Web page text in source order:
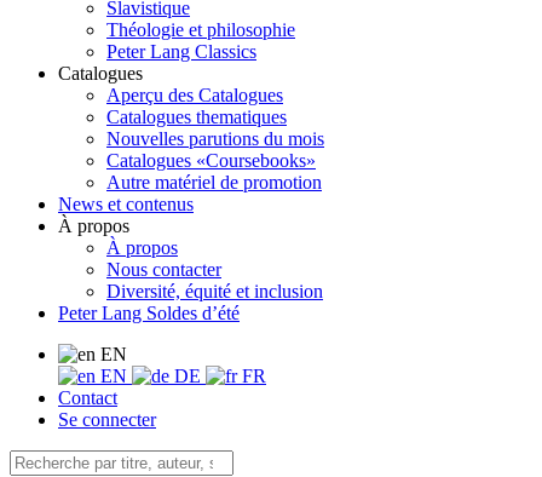
Slavistique
Théologie et philosophie
Peter Lang Classics
Catalogues
Aperçu des Catalogues
Catalogues thematiques
Nouvelles parutions du mois
Catalogues «Coursebooks»
Autre matériel de promotion
News et contenus
À propos
À propos
Nous contacter
Diversité, équité et inclusion
Peter Lang Soldes d’été
EN
EN
DE
FR
Contact
Se connecter